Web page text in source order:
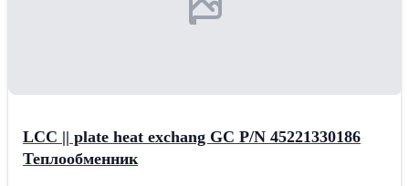
LCC || plate heat exchang GC P/N 45221330186
Теплообменник